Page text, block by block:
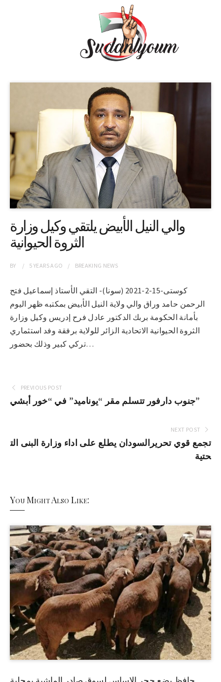
والي النيل الأبيض يلتقي وكيل وزارة
الثروة الحيوانية
BY 5 YEARSAGO BREAKING NEWS
كوستى-15-2-2021 (سونا)- التقي الأستاذ إسماعيل فتح
الرحمن حامد وراق والي ولاية النيل الأبيض بمكتبه ظهر اليوم
بأمانة الحكومة بربك الدكتور عادل فرح إدريس وكيل وزارة
الثروة الحيوانية الاتحادية الزائر للولاية برفقة وفد استثماري
تركي كبير وذلك بحضور…
PREVIOUS POST
جنوب دارفور تتسلم مقر “يوناميد” في “خور أبشي”
NEXT POST
تجمع قوي تحريرالسودان يطلع على اداء وزارة البنى الت
حتية
You Might Also Like: